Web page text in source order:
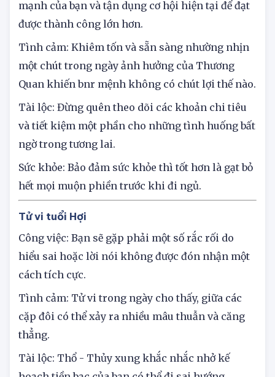
Công việc: Hãy tiếp tục phát huy những điểm
mạnh của bạn và tận dụng cơ hội hiện tại để đạt
được thành công lớn hơn.
Tình cảm: Khiêm tốn và sẵn sàng nhường nhịn
một chút trong ngày ảnh hưởng của Thương
Quan khiến bnr mệnh không có chút lợi thế nào.
Tài lộc: Đừng quên theo dõi các khoản chi tiêu
và tiết kiệm một phần cho những tình huống bất
ngờ trong tương lai.
Sức khỏe: Bảo đảm sức khỏe thì tốt hơn là gạt bỏ
hết mọi muộn phiền trước khi đi ngủ.
Tử vi tuổi Hợi
Công việc: Bạn sẽ gặp phải một số rắc rối do
hiểu sai hoặc lời nói không được đón nhận một
cách tích cực.
Tình cảm: Tử vi trong ngày cho thấy, giữa các
cặp đôi có thể xảy ra nhiều mâu thuẫn và căng
thẳng.